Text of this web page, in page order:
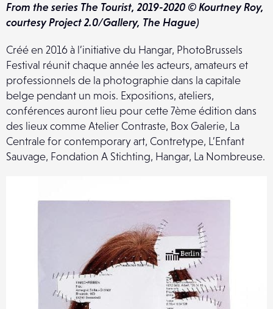
From the series The Tourist, 2019-2020 © Kourtney Roy,
courtesy Project 2.0/Gallery, The Hague)
Créé en 2016 à l’initiative du Hangar, PhotoBrussels
Festival réunit chaque année les acteurs, amateurs et
professionnels de la photographie dans la capitale
belge pendant un mois. Expositions, ateliers,
conférences auront lieu pour cette 7ème édition dans
des lieux comme Atelier Contraste, Box Galerie, La
Centrale for contemporary art, Contretype, L’Enfant
Sauvage, Fondation A Stichting, Hangar, La Nombreuse.